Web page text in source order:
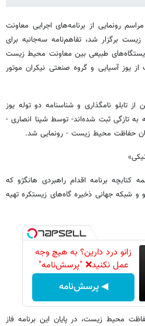
رونمایی از برنامه‌های اجرایی معاونت
برگزار شد، تفاهم‌نامه سه‌جانبه برای
طبیعی بین معاونت محیط زیست
یوز آسیایی و گروه صنعتی نیکران موتور
تابلو نامگذاری و شناسنامه دو توله یوز
به تازگی ثبت شده‌اند- توسط شینا انصاری -
حفاظت محیط زیست - رونمایی شد.
برنامه اقدام راهبردی هانگژو که
و شبکه جهانی ذخیره گاه‌های زیستکره تهیه
زانو درد دارین؟ به هیچ وجه
عمل نکنید❌ "پرسش‌نامه"
◀ پرسش‌نامه
محیط زیست، در پایان این برنامه فاز